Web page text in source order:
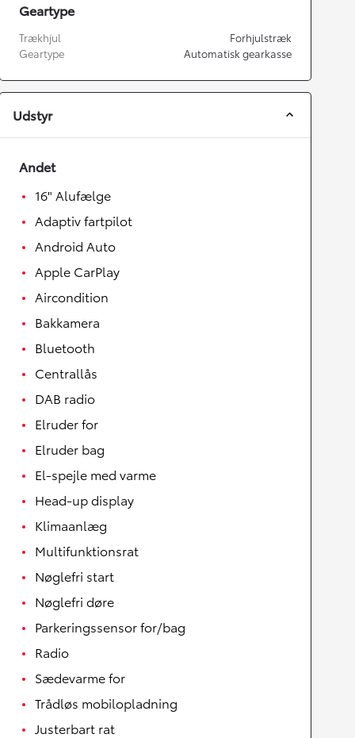
Geartype
Trækhjul
Forhjulstræk
Geartype
Automatisk gearkasse
Udstyr
Andet
16" Alufælge
Adaptiv fartpilot
Android Auto
Apple CarPlay
Aircondition
Bakkamera
Bluetooth
Centrallås
DAB radio
Elruder for
Elruder bag
El-spejle med varme
Head-up display
Klimaanlæg
Multifunktionsrat
Nøglefri start
Nøglefri døre
Parkeringssensor for/bag
Radio
Sædevarme for
Trådløs mobilopladning
Justerbart rat